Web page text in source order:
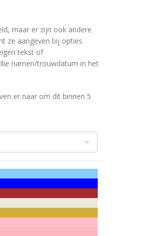
maar er zijn ook andere
ze aangeven bij opties.
tekst of
namen/trouwdatum in het
er naar om dit binnen 5